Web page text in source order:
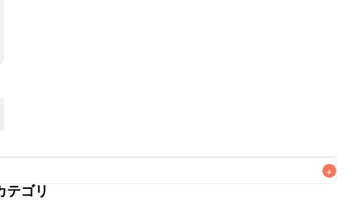
+
です。なるべくお早めにお召し上がりください。
テゴリ